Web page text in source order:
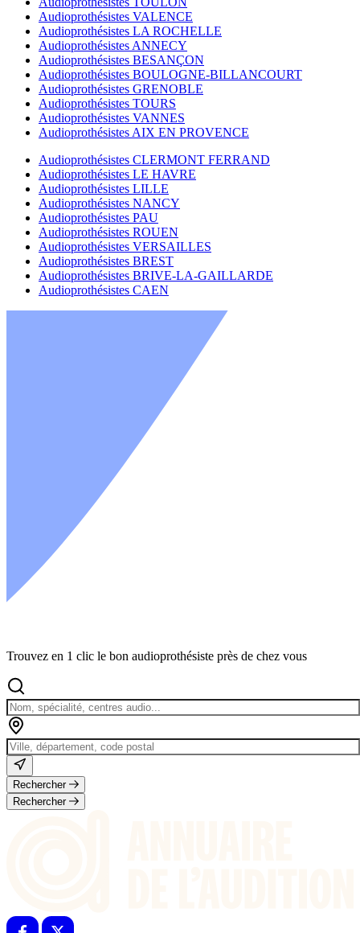
Audioprothésistes VALENCE
Audioprothésistes LA ROCHELLE
Audioprothésistes ANNECY
Audioprothésistes BESANÇON
Audioprothésistes BOULOGNE-BILLANCOURT
Audioprothésistes GRENOBLE
Audioprothésistes TOURS
Audioprothésistes VANNES
Audioprothésistes AIX EN PROVENCE
Audioprothésistes CLERMONT FERRAND
Audioprothésistes LE HAVRE
Audioprothésistes LILLE
Audioprothésistes NANCY
Audioprothésistes PAU
Audioprothésistes ROUEN
Audioprothésistes VERSAILLES
Audioprothésistes BREST
Audioprothésistes BRIVE-LA-GAILLARDE
Audioprothésistes CAEN
Trouvez en 1 clic le bon audioprothésiste près de chez vous
Rechercher
Rechercher